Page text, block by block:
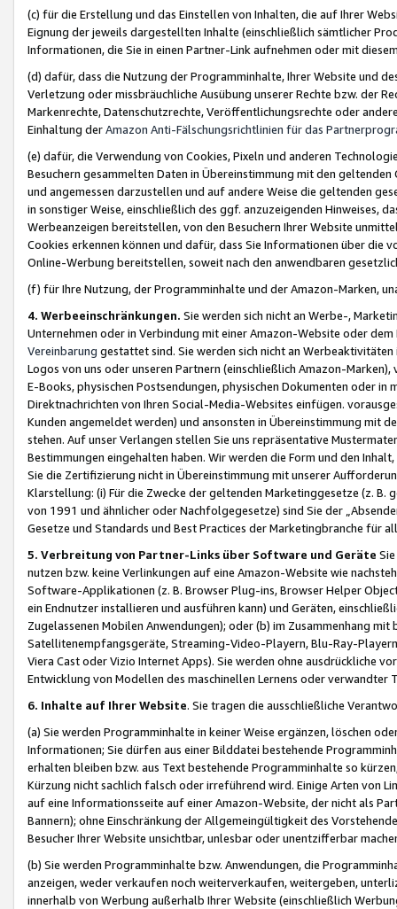
(c) für die Erstellung und das Einstellen von Inhalten, die auf Ihrer
Eignung der jeweils dargestellten Inhalte (einschließlich sämtlicher
Informationen, die Sie in einen Partner-Link aufnehmen oder mit
(d) dafür, dass die Nutzung der Programminhalte, Ihrer Website und
Verletzung oder missbräuchliche Ausübung unserer Rechte bzw. der
Markenrechte, Datenschutzrechte, Veröffentlichungsrechte oder
Einhaltung derAmazon Anti-Fälschungsrichtlinien für das
(e) dafür, die Verwendung von Cookies, Pixeln und anderen
Besuchern gesammelten Daten in Übereinstimmung mit den
und angemessen darzustellen und auf andere Weise die geltenden
in sonstiger Weise, einschließlich des ggf. anzuzeigenden Hinweises,
Werbeanzeigen bereitstellen, von den Besuchern Ihrer Website
Cookies erkennen können und dafür, dass Sie Informationen über die
Online-Werbung bereitstellen, soweit nach den anwendbaren
(f) für Ihre Nutzung, der Programminhalte und der Amazon-Marken,
4. Werbeeinschränkungen. Sie werden sich nicht an Werbe-,
Unternehmen oder in Verbindung mit einer Amazon-Website oder
Vereinbarung gestattet sind. Sie werden sich nicht an
Logos von uns oder unseren Partnern (einschließlich Amazon-
E-Books, physischen Postsendungen, physischen Dokumenten oder in
Direktnachrichten von Ihren Social-Media-Websites einfügen.
Kunden angemeldet werden) und ansonsten in Übereinstimmung mit
stehen. Auf unser Verlangen stellen Sie uns repräsentative
Bestimmungen eingehalten haben. Wir werden die Form und den
Sie die Zertifizierung nicht in Übereinstimmung mit unserer
Klarstellung: (i) Für die Zwecke der geltenden Marketinggesetze (z. B.
von 1991 und ähnlicher oder Nachfolgegesetze) sind Sie der
Gesetze und Standards und Best Practices der Marketingbranche für
5. Verbreitung von Partner-Links über Software und Geräte
nutzen bzw. keine Verlinkungen auf eine Amazon-Website wie
Software-Applikationen (z. B. Browser Plug-ins, Browser Helper
ein Endnutzer installieren und ausführen kann) und Geräten,
Zugelassenen Mobilen Anwendungen); oder (b) im Zusammenhang
Satellitenempfangsgeräte, Streaming-Video-Playern, Blu-Ray-
Viera Cast oder Vizio Internet Apps). Sie werden ohne ausdrückliche
Entwicklung von Modellen des maschinellen Lernens oder
6. Inhalte auf Ihrer Website. Sie tragen die ausschließliche
(a) Sie werden Programminhalte in keiner Weise ergänzen, löschen
Informationen; Sie dürfen aus einer Bilddatei bestehende
erhalten bleiben bzw. aus Text bestehende Programminhalte so
Kürzung nicht sachlich falsch oder irreführend wird. Einige Arten von
auf eine Informationsseite auf einer Amazon-Website, der nicht als
Bannern); ohne Einschränkung der Allgemeingültigkeit des
Besucher Ihrer Website unsichtbar, unlesbar oder unentzifferbar
(b) Sie werden Programminhalte bzw. Anwendungen, die
anzeigen, weder verkaufen noch weiterverkaufen, weitergeben,
innerhalb von Werbung außerhalb Ihrer Website (einschließlich